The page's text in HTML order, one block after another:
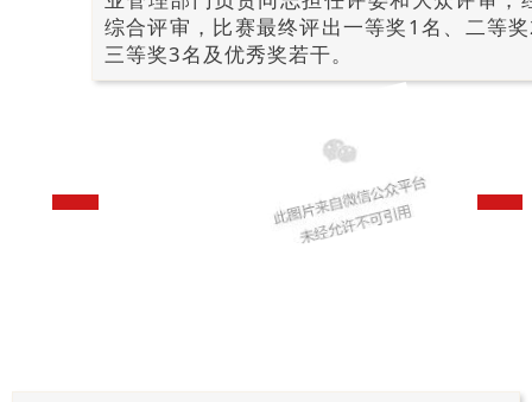
综合评审，比赛最终评出一等奖1名、二等
三等奖3名及优秀奖若干。